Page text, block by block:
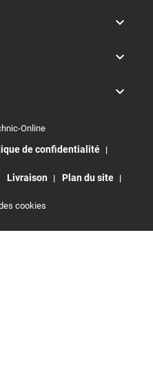



Online
de confidentialité
Livraison Plan du site
cookies